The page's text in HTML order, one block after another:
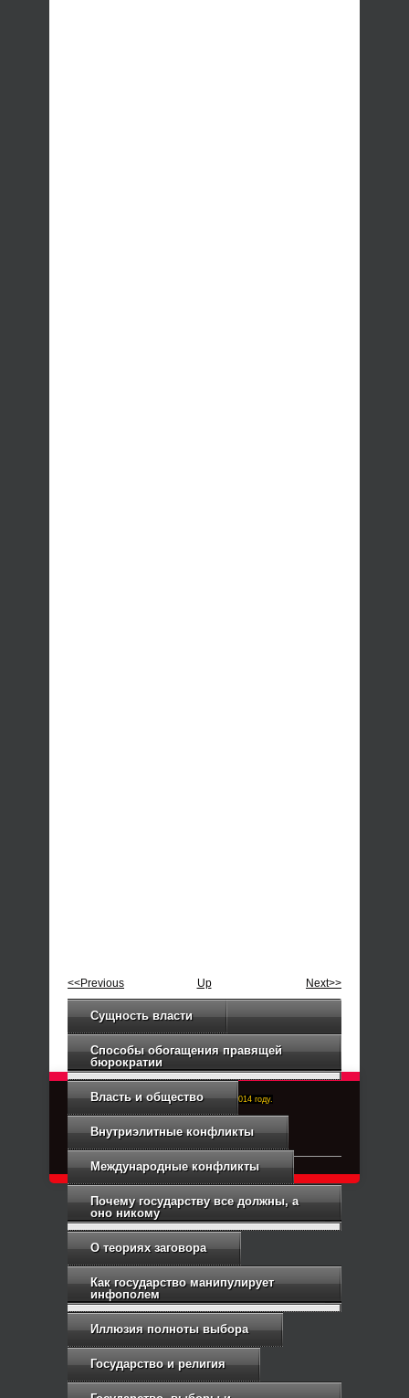
<<Previous Up Next>>
Сущность власти
Способы обогащения правящей
бюрократии
Власть и общество
Внутриэлитные конфликты
Международные конфликты
Почему государству все должны, а
оно никому
О теориях заговора
Как государство манипулирует
инфополем
Иллюзия полноты выбора
Государство и религия
Right-Dexter-ПРАВЫЙ ФРОНТ. Основан в 2014 году.
Связь с администрацией